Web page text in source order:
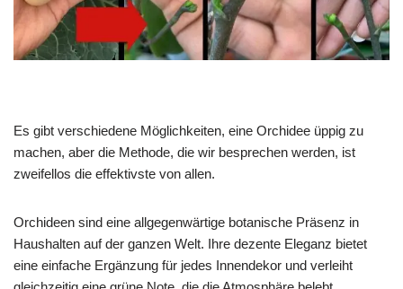
Es gibt verschiedene Möglichkeiten, eine Orchidee üppig zu
machen, aber die Methode, die wir besprechen werden, ist
zweifellos die effektivste von allen.
Orchideen sind eine allgegenwärtige botanische Präsenz in
Haushalten auf der ganzen Welt. Ihre dezente Eleganz bietet
eine einfache Ergänzung für jedes Innendekor und verleiht